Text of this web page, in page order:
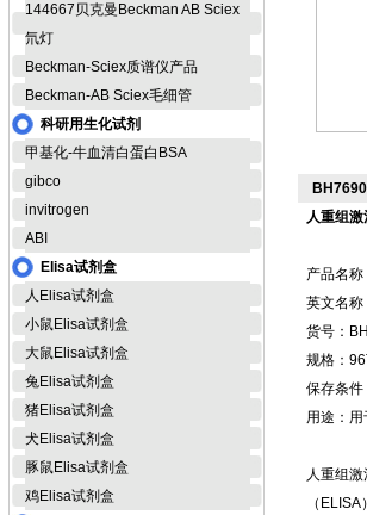
144667贝克曼Beckman AB Sciex
氘灯
Beckman-Sciex质谱仪产品
Beckman-AB Sciex毛细管
科研用生化试剂
甲基化-牛血清白蛋白BSA
gibco
invitrogen
ABI
Elisa试剂盒
人Elisa试剂盒
小鼠Elisa试剂盒
大鼠Elisa试剂盒
兔Elisa试剂盒
猪Elisa试剂盒
犬Elisa试剂盒
豚鼠Elisa试剂盒
鸡Elisa试剂盒
人重组
产品名
英文名
货号：
规格：
保存条件
用途：
人重组
（